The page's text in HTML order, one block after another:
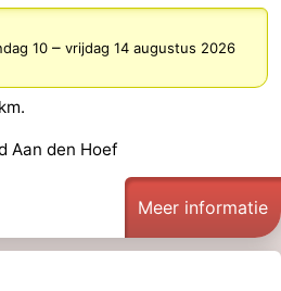
10 – vrijdag 14 augustus 2026
Aan den Hoef
Meer informatie